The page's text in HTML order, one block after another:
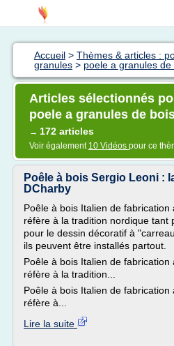
Accueil > Thèmes & articles :
granules > poele a granules
Articles sélectionnés
poele a granules de
→ 172 articles
Voir également 10 Vidéos pour ce
Poêle à bois Sergio Leoni :
DCharby
Poêle à bois Italien de
réfère à la tradition nordique tant
pour le dessin décoratif à
ils peuvent être installés partout.
Poêle à bois Italien de
réfère à la tradition...
Poêle à bois Italien de
réfère à...
Lire la suite